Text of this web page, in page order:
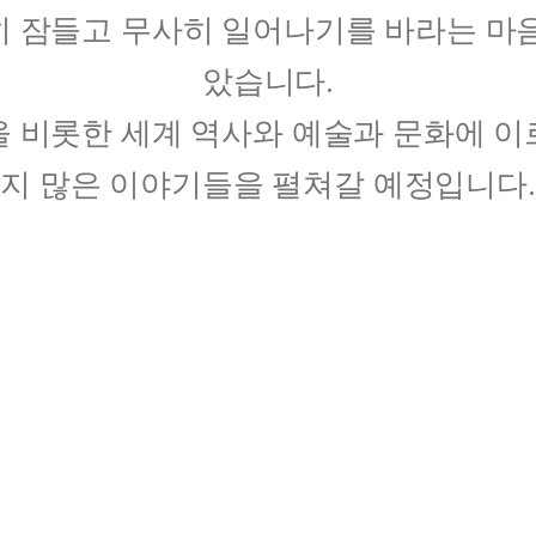
잠들고 무사히 일어나기를 바라는 마
았습니다.
비롯한 세계 역사와 예술과 문화에 이
지 많은 이야기들을 펼쳐갈 예정입니다.